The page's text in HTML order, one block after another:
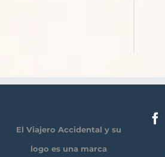
El Viajero Accidental y su
logo es una marca